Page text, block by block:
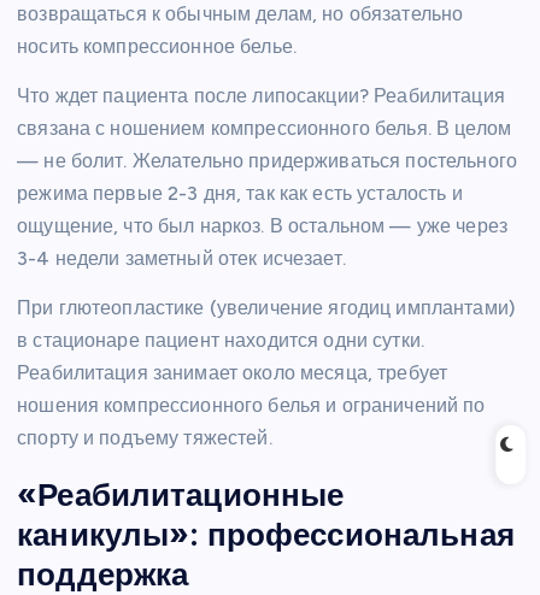
возвращаться к обычным делам, но обязательно
носить компрессионное белье.
Что ждет пациента после липосакции? Реабилитация
связана с ношением компрессионного белья. В целом
— не болит. Желательно придерживаться постельного
режима первые 2-3 дня, так как есть усталость и
ощущение, что был наркоз. В остальном — уже через
3-4 недели заметный отек исчезает.
При глютеопластике (увеличение ягодиц имплантами)
в стационаре пациент находится одни сутки.
Реабилитация занимает около месяца, требует
ношения компрессионного белья и ограничений по
спорту и подъему тяжестей.
«Реабилитационные
каникулы»: профессиональная
поддержка